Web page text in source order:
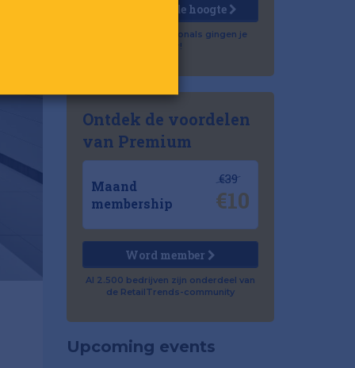
Houd mij op de hoogte
Al 57.500 professionals gingen je
voor!
Ontdek de voordelen
van Premium
Maand
membership
€39
€10
Word member
Al 2.500 bedrijven zijn onderdeel van
de RetailTrends-community
Upcoming events